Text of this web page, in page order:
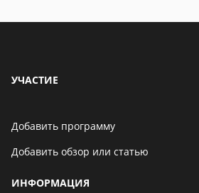
УЧАСТИЕ
Добавить программу
Добавить обзор или статью
ИНФОРМАЦИЯ